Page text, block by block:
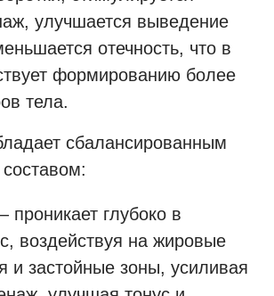
улучшается выведение
отечность, что в
формированию более
тела.
сбалансированным
проникает глубоко в
воздействуя на жировые
и застойные зоны, усиливая